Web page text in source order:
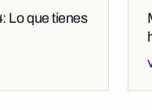
Lo que tienes